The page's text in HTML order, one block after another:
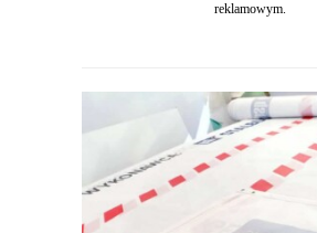
reklamowym.